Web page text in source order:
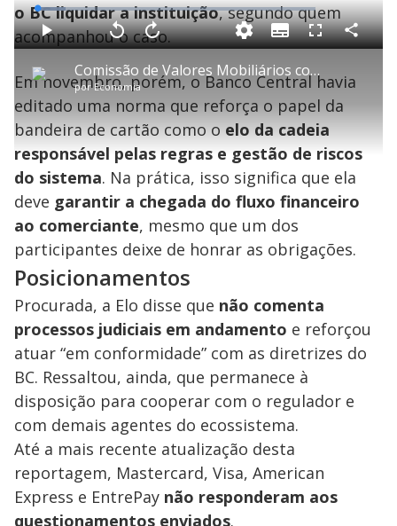
o BC liquidar a instituição, segundo quem
acompanhou o caso.
P
l
a
y
V
i
d
e
o
Comissão de Valores Mobiliários começa nova apuração sobre o processo de liquidação do Banco Master
porEconomia
P V
t
a
r
0
e
g
n
d
o
s
A
a
n
ç
a
1
s
e
u
n
o
s
M
u
o
L
o
a
d
e
0
2
8
S
u
b
i
t
l
s
F
l
c
r
n
C
o
a
r
Em novembro, porém, o Banco Central havia
editado uma norma que reforça o papel da
bandeira de cartão como oelo da cadeia
responsável pelas regras e gestão de riscos
do sistema. Na prática, isso significa que ela
deve garantir a chegada do fluxo financeiro
ao comerciante, mesmo que um dos
participantes deixe de honrar as obrigações.
Posicionamentos
Procurada, a Elo disse que não comenta
processos judiciais em andamento e reforçou
atuar “em conformidade” com as diretrizes do
BC. Ressaltou, ainda, que permanece à
disposição para cooperar com o regulador e
com demais agentes do ecossistema.
Até a mais recente atualização desta
reportagem, Mastercard, Visa, American
Express e EntrePay não responderam aos
questionamentos enviados.